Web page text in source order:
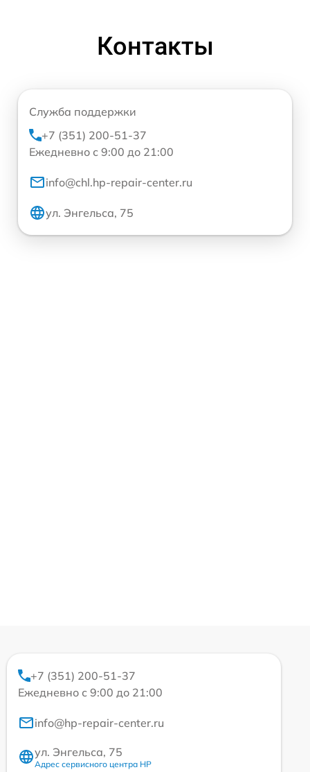
Контакты
Служба поддержки
+7 (351) 200-51-37
Ежедневно с 9:00 до 21:00
info@chl.hp-repair-center.ru
ул. Энгельса, 75
+7 (351) 200-51-37
Ежедневно с 9:00 до 21:00
info@hp-repair-center.ru
ул. Энгельса, 75
Адрес сервисного центра HP